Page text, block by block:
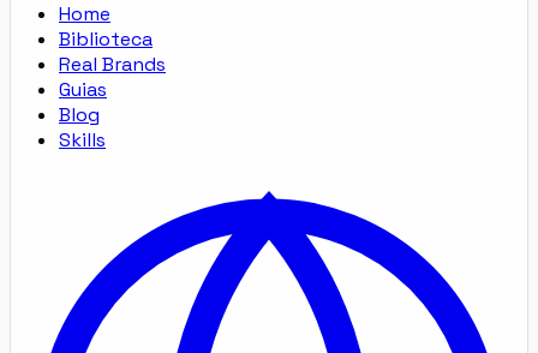
Home
Biblioteca
Real Brands
Guias
Blog
Skills